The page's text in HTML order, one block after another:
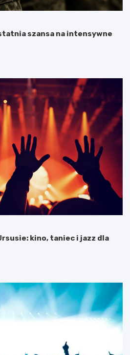
szansa na intensywne
kino, taniec i jazz dla